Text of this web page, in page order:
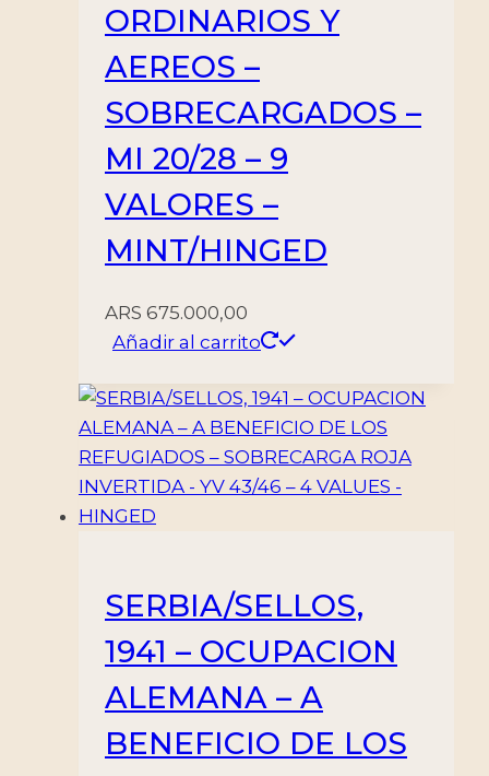
ORDINARIOS Y
AEREOS –
SOBRECARGADOS –
MI 20/28 – 9
VALORES –
MINT/HINGED
ARS 675.000,00
Añadir al carrito
SERBIA/SELLOS,
1941 – OCUPACION
ALEMANA – A
BENEFICIO DE LOS